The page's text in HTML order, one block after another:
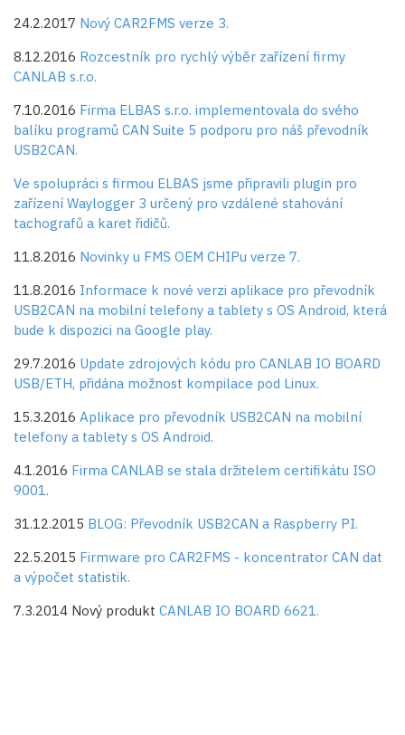
24.2.2017 Nový CAR2FMS verze 3.
8.12.2016 Rozcestník pro rychlý výběr zařízení firmy
CANLAB s.r.o.
7.10.2016 Firma ELBAS s.r.o. implementovala do svého
balíku programů CAN Suite 5 podporu pro náš převodník
USB2CAN.
Ve spolupráci s firmou ELBAS jsme připravili plugin pro
zařízení Waylogger 3 určený pro vzdálené stahování
tachografů a karet řidičů.
11.8.2016 Novinky u FMS OEM CHIPu verze 7.
11.8.2016 Informace k nové verzi aplikace pro převodník
USB2CAN na mobilní telefony a tablety s OS Android, která
bude k dispozici na Google play.
29.7.2016 Update zdrojových kódu pro CANLAB IO BOARD
USB/ETH, přidána možnost kompilace pod Linux.
15.3.2016 Aplikace pro převodník USB2CAN na mobilní
telefony a tablety s OS Android.
4.1.2016 Firma CANLAB se stala držitelem certifikátu ISO
9001.
31.12.2015 BLOG: Převodník USB2CAN a Raspberry PI.
22.5.2015 Firmware pro CAR2FMS - koncentrator CAN dat
a výpočet statistik.
7.3.2014 Nový produkt CANLAB IO BOARD 6621.